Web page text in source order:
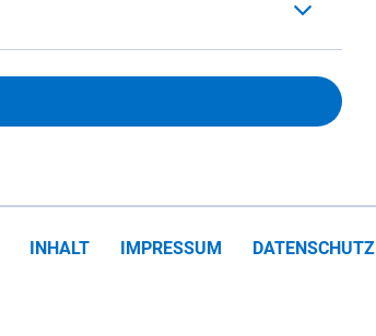
INHALT IMPRESSUM DATENSCHUTZ